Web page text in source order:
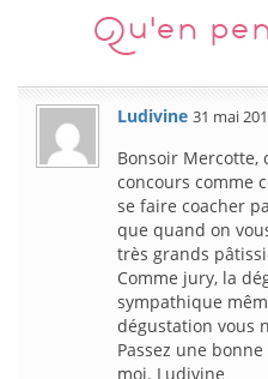
Qu'en
Ludivine 31 mai
Bonsoir Mercotte,
concours comme
se faire coacher
que quand on
très grands
Comme jury, la
sympathique
dégustation vous
Passez une
moi. Ludivine